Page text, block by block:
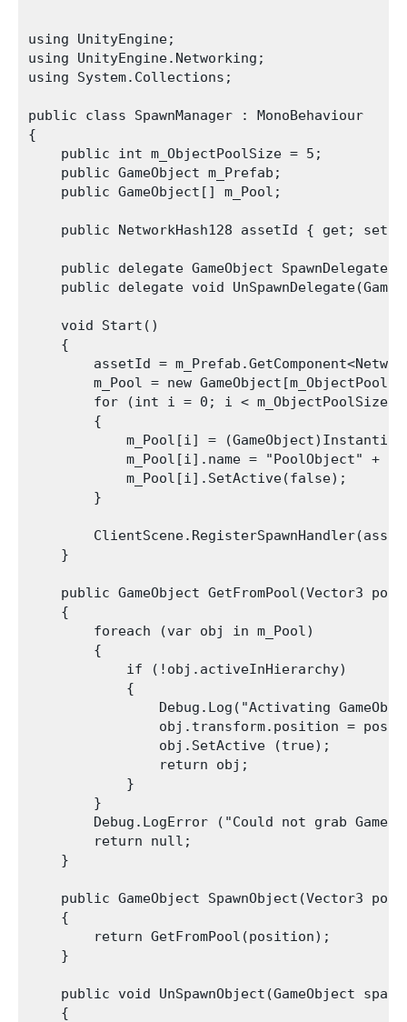
using UnityEngine;
using UnityEngine.Networking;
using System.Collections;
public class SpawnManager : MonoBehaviour
{
    public int m_ObjectPoolSize = 5;
    public GameObject m_Prefab;
    public GameObject[] m_Pool;
public NetworkHash128 assetId { get; set;
public delegate GameObject
public delegate void
    void Start()
    {
assetId =
m_Pool = new
for (int i = 0; i < m_ObjectPoolSize;
        {
m_Pool[i] =
            m_Pool[i].name = "PoolObject" + i;
            m_Pool[i].SetActive(false);
        }
    }
public GameObject GetFromPool(Vector3
    {
        foreach (var obj in m_Pool)
        {
            if (!obj.activeInHierarchy)
            {
Debug.Log("Activating
obj.transform.position =
                obj.SetActive (true);
                return obj;
            }
        }
Debug.LogError ("Could not grab
        return null;
    }
public GameObject SpawnObject(Vector3
    {
        return GetFromPool(position);
    }
public void UnSpawnObject(GameObject
    {